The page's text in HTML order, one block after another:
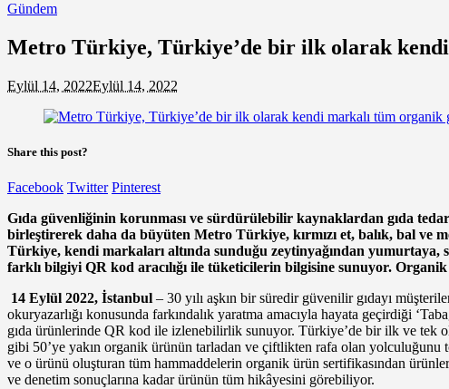
Gündem
Metro Türkiye, Türkiye’de bir ilk olarak
Eylül 14, 2022Eylül 14, 2022
Share this post?
Facebook Twitter Pinterest
Gıda güvenliğinin korunması ve sürdürülebilir kaynaklardan gıda
birleştirerek daha da büyüten Metro Türkiye, kırmızı et, balık, bal
Türkiye, kendi markaları altında sunduğu zeytinyağından
farklı bilgiyi QR kod aracılığı ile tüketicilerin bilgisine sunuyor.
14 Eylül 2022, İstanbul – 30 yılı aşkın bir süredir güvenilir gıdayı
okuryazarlığı konusunda farkındalık yaratma amacıyla hayata geçirdiği
gıda ürünlerinde QR kod ile izlenebilirlik sunuyor. Türkiye’de bir ilk ve tek
gibi 50’ye yakın organik ürünün tarladan ve çiftlikten rafa olan
ve o ürünü oluşturan tüm hammaddelerin organik ürün sertifikasından
ve denetim sonuçlarına kadar ürünün tüm hikâyesini görebiliyor.